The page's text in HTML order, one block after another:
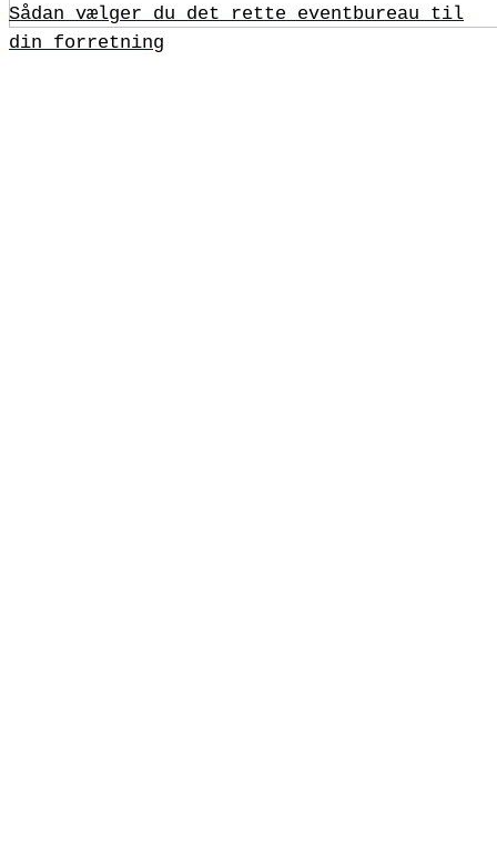
Sådan vælger du det rette eventbureau til
din forretning